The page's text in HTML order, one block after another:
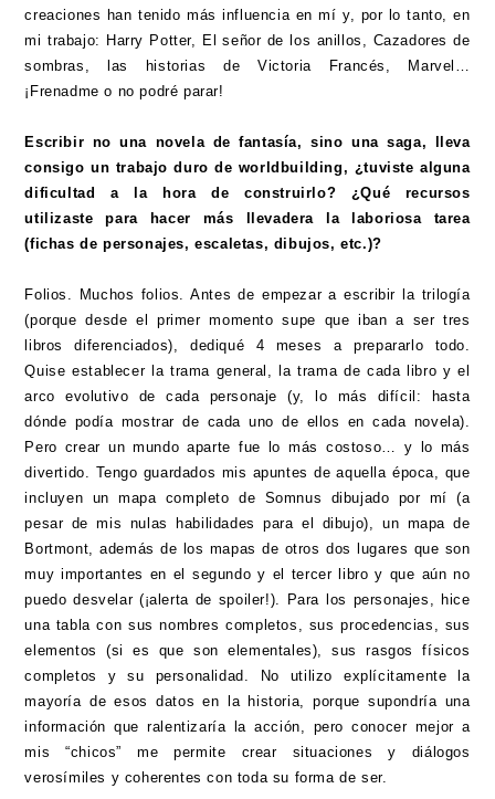
creaciones han tenido más influencia en mí y, por lo tanto, en
mi trabajo: Harry Potter, El señor de los anillos, Cazadores de
sombras, las historias de Victoria Francés, Marvel…
¡Frenadme o no podré parar!
Escribir no una novela de fantasía, sino una saga, lleva
consigo un trabajo duro de worldbuilding, ¿tuviste alguna
dificultad a la hora de construirlo? ¿Qué recursos
utilizaste para hacer más llevadera la laboriosa tarea
(fichas de personajes, escaletas, dibujos, etc.)?
Folios. Muchos folios. Antes de empezar a escribir la trilogía
(porque desde el primer momento supe que iban a ser tres
libros diferenciados), dediqué 4 meses a prepararlo todo.
Quise establecer la trama general, la trama de cada libro y el
arco evolutivo de cada personaje (y, lo más difícil: hasta
dónde podía mostrar de cada uno de ellos en cada novela).
Pero crear un mundo aparte fue lo más costoso… y lo más
divertido. Tengo guardados mis apuntes de aquella época, que
incluyen un mapa completo de Somnus dibujado por mí (a
pesar de mis nulas habilidades para el dibujo), un mapa de
Bortmont, además de los mapas de otros dos lugares que son
muy importantes en el segundo y el tercer libro y que aún no
puedo desvelar (¡alerta de spoiler!). Para los personajes, hice
una tabla con sus nombres completos, sus procedencias, sus
elementos (si es que son elementales), sus rasgos físicos
completos y su personalidad. No utilizo explícitamente la
mayoría de esos datos en la historia, porque supondría una
información que ralentizaría la acción, pero conocer mejor a
mis “chicos” me permite crear situaciones y diálogos
verosímiles y coherentes con toda su forma de ser.